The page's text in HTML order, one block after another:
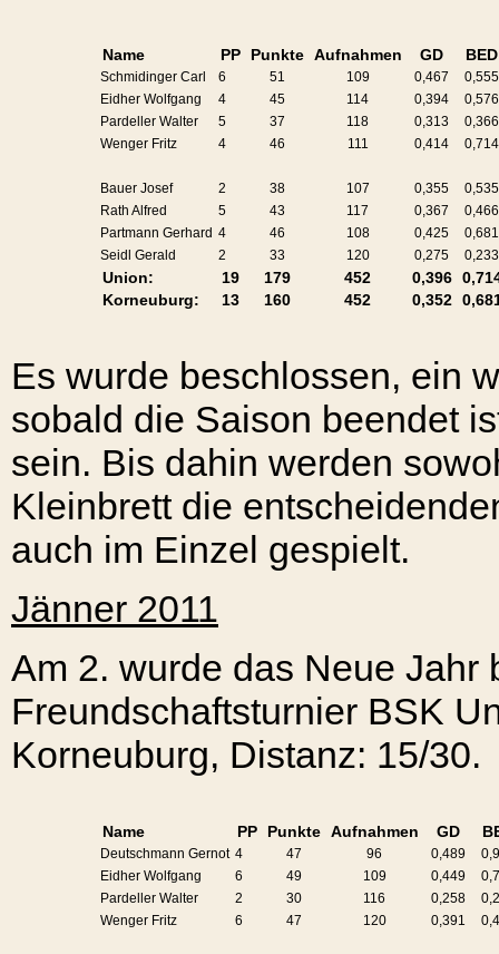
Name PP Punkte Aufnahmen GD BED
Schmidinger Carl 6 51 109 0,467
0,555
Eidher Wolfgang
4 45 114 0,394
0,576
Pardeller Walter
5 37 118 0,313
0,366
Wenger Fritz
4 46 111 0,414 0,714
Bauer Josef 2 38 107 0,355
0,535
Rath Alfred
5 43 117 0,367
0,466
Partmann Gerhard 4 46 108 0,425
0,681
Seidl Gerald
2 33 120 0,275 0,233
Union: 19 179 452 0,396
Korneuburg:
13 160 452 0,352
Es wurde beschlossen, ein
sobald die Saison beendet
sein. Bis dahin werden
Kleinbrett die
auch im Einzel gespielt.
Jänner 2011
Am 2. wurde das Neue Jahr
Freundschaftsturnier BSK
Korneuburg, Distanz: 15/30.
Name PP Punkte Aufnahmen GD
Deutschmann Gernot 4 47 96 0,489
Eidher Wolfgang
6 49 109 0,449
Pardeller Walter
2 30 116 0,258
Wenger Fritz
6 47 120 0,391